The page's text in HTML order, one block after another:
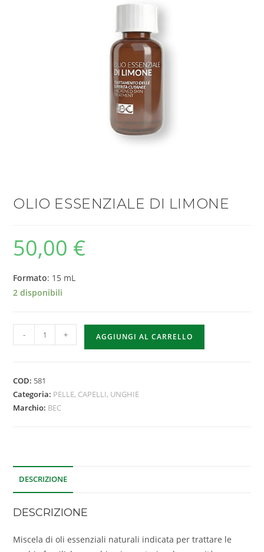
OLIO ESSENZIALE DI LIMONE
50,00 €
Formato: 15 mL
2 disponibili
- + AGGIUNGI AL CARRELLO
COD: 581
Categoria: PELLE, CAPELLI, UNGHIE
Marchio: BEC
DESCRIZIONE
DESCRIZIONE
Miscela di oli essenziali naturali indicata per trattare le